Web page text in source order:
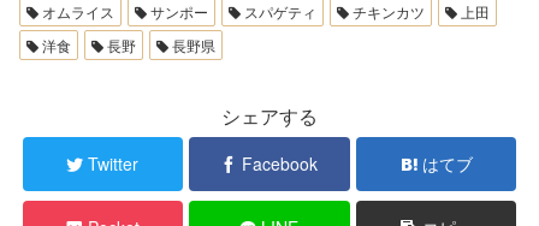
オムライス サンポー スパゲティ チキンカツ
上田
洋食
長野 長野県
シェアする
Twitter Facebook はてブ